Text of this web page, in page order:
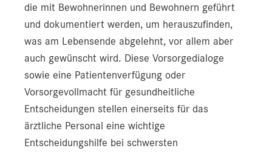
die mit Bewohnerinnen und Bewohnern geführt
und dokumentiert werden, um herauszufinden,
was am Lebensende abgelehnt, vor allem aber
auch gewünscht wird. Diese Vorsorgedialoge
sowie eine Patientenverfügung oder
Vorsorgevollmacht für gesundheitliche
Entscheidungen stellen einerseits für das
ärztliche Personal eine wichtige
Entscheidungshilfe bei schwersten